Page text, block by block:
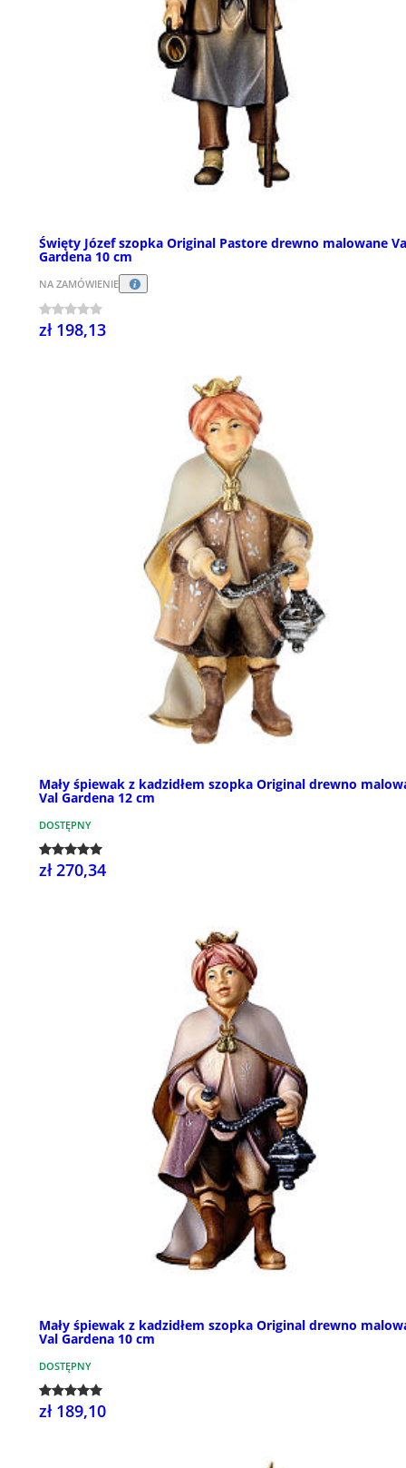
Święty Józef szopka Original Pastore drewno malowane
Gardena 10 cm
NA ZAMÓWIENIE
zł 198,13
Mały śpiewak z kadzidłem szopka Original drewno
Val Gardena 12 cm
DOSTĘPNY
zł 270,34
Mały śpiewak z kadzidłem szopka Original drewno
Val Gardena 10 cm
DOSTĘPNY
zł 189,10